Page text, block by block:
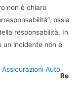
non è chiaro
ossia
responsabilità. In
un incidente non è
Assicurazioni Auto
Re